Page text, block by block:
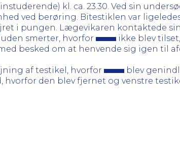
kl. ca. 23.30. Ved sin
ved berøring. Bitestiklen var
i pungen. Lægevikaren kontaktede
smerter, hvorfor
ikke blev
besked om at henvende sig igen til
af testikel, hvorfor
blev
hvorfor den blev fjernet og venstre